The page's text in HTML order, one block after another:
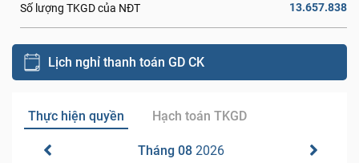
Số lượng TKGD của NĐT 13.657.838
Lịch nghỉ thanh toán GD CK
Thực hiện quyền Hạch toán TKGD
Tháng 08 2026